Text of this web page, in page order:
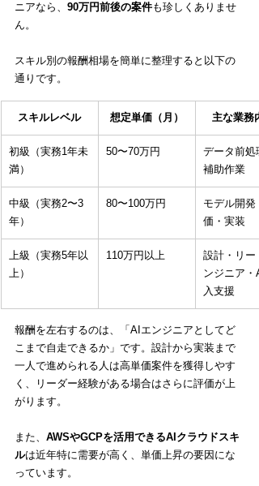
ニアなら、 90万円前後の案件も珍しくありませ
ん。
スキル別の報酬相場を簡単に整理すると以下の
通りです。
スキルレベル 想定単価（月） 主な業務
初級（実務1年未
満）
50〜70万円
データ前処
補助作業
中級（実務2〜3
年）
80〜100万円
モデル開発
価・実装
上級（実務5年以
上）
110万円以上
設計・リー
ンジニア・
入支援
報酬を左右するのは、「AIエンジニアとしてど
こまで自走できるか」です。設計から実装まで
一人で進められる人は高単価案件を獲得しやす
く、リーダー経験がある場合はさらに評価が上
がります。
また、 AWSやGCPを活用できるAIクラウドスキ
ルは近年特に需要が高く、単価上昇の要因にな
っています。